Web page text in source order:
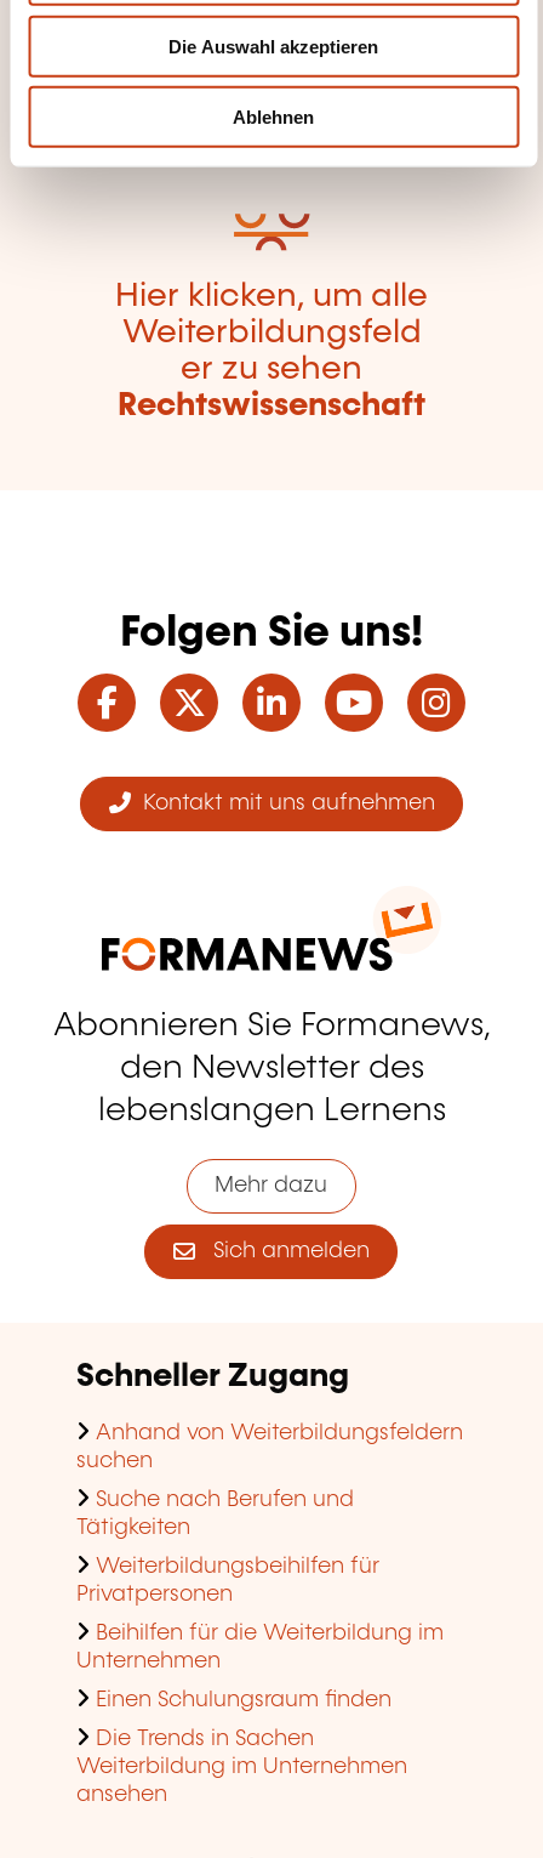
Die Auswahl akzeptieren
Ablehnen
Seite der
Weiterbildungskate
gorien
zurückzugelangen
Hier klicken, um alle
Weiterbildungsfeld
er zu sehen
Rechtswissenschaft
Folgen Sie uns!
Facebook
TwitterLinkedInYouTube
Kontakt mit uns aufnehmen
Abonnieren Sie Formanews,
den Newsletter des
lebenslangen Lernens
Mehr dazu
Sich anmelden
Schneller Zugang
Anhand von Weiterbildungsfeldern
suchen
Suche nach Berufen und
Tätigkeiten
Weiterbildungsbeihilfen für
Privatpersonen
Beihilfen für die Weiterbildung im
Unternehmen
Einen Schulungsraum finden
Die Trends in Sachen
Weiterbildung im Unternehmen
ansehen